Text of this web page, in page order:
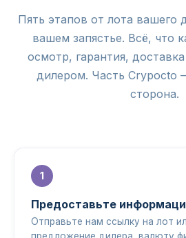
Пять этапов от лота вашего
вашем запястье. Всё, что
осмотр, гарантия,
дилером. Часть Crypocto
сторона.
Предоставьте
Отправьте нам ссылку на лот